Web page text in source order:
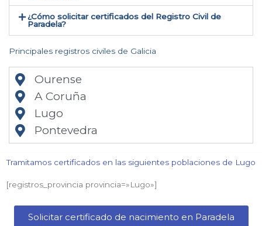
¿Cómo solicitar certificados del Registro Civil de
Paradela​?
Principales registros civiles de Galicia
Ourense
A Coruña
Lugo
Pontevedra
Tramitamos certificados en las siguientes poblaciones de Lugo​
[registros_provincia provincia=»Lugo​»]
Solicitar certificado de nacimiento en Paradela​